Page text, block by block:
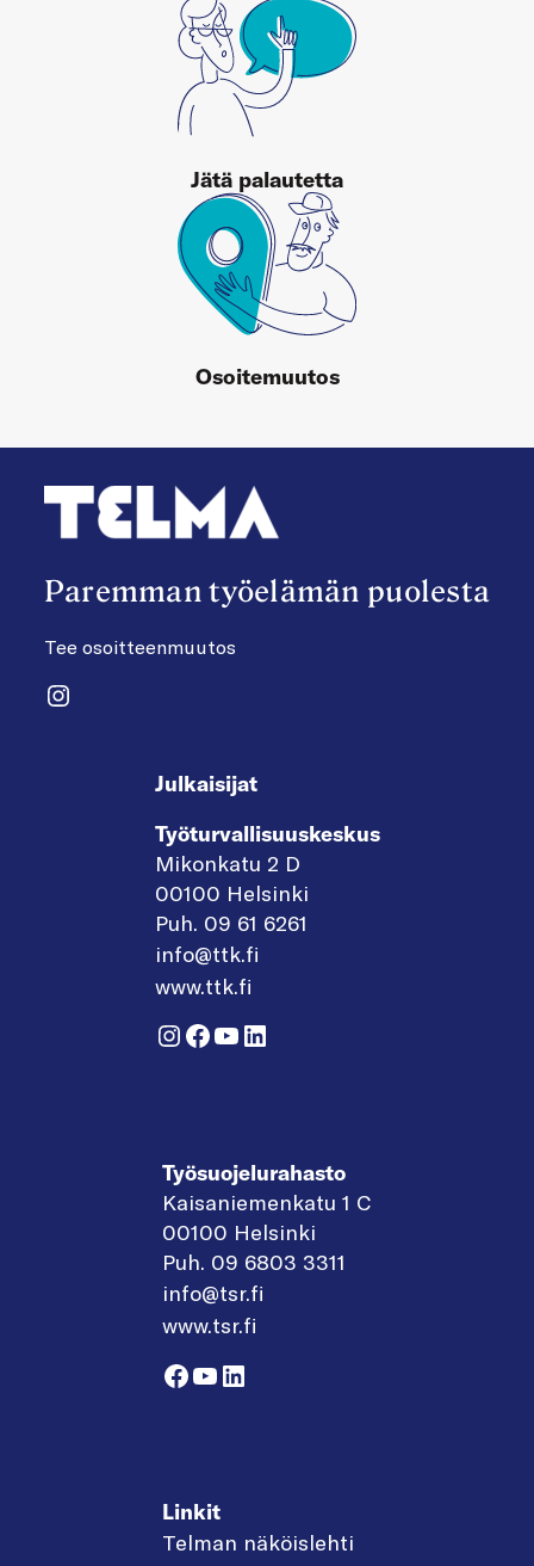
Jätä palautetta
Osoitemuutos
Paremman työelämän puolesta
Tee osoitteenmuutos
Instagram
Julkaisijat
Työturvallisuuskeskus
Mikonkatu 2 D
00100 Helsinki
Puh. 09 61 6261
info@ttk.fi
www.ttk.fi
Instagram
Facebook
YouTube
LinkedIn
Työsuojelurahasto
Kaisaniemenkatu 1 C
00100 Helsinki
Puh. 09 6803 3311
info@tsr.fi
www.tsr.fi
Facebook
YouTube
LinkedIn
Linkit
Telman näköislehti